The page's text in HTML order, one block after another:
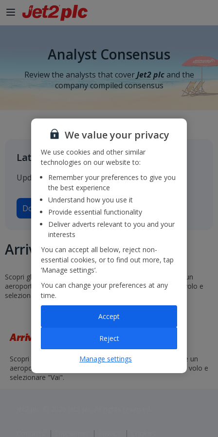
Analyst Consensus
Review the analysts that coverJet2 plcand the
company compiled consensus
Latest consensus
Updated on 11 May 2026
Download consensus
Arrivi e partenze
Scopri gli orari e gli stati dei nostri voli. Basta selezionare un
aeroporto di partenza e di arrivo o inserire un numero di volo e
selezionare "Vai".
Arrivi e partenze
Scopri gli orari e gli stati dei nostri voli. Basta selezionare un
aeroporto di partenza e di arrivo o inserire un numero di volo e
selezionare "Vai".
We value your privacy
We use cookies and other similar
technologies on our website to:
Remember your preferences to give you
the best experience
Understand how you use it
Provide essential functionality
Deliver adverts relevant to you and your
interests
You can accept all below, reject non-
essential cookies, or to find out more, tap
‘Manage settings’.
You can change your preferences at any
time.
Reject
Accept
Manage settings